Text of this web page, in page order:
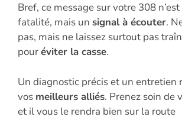
Bref, ce message sur votre 308
fatalité, mais un signal à écouter.
pas, mais ne laissez surtout pas
pouréviter la casse.
Un diagnostic précis et un entretien
vos meilleurs alliés. Prenez soin de
et il vous le rendra bien sur la route